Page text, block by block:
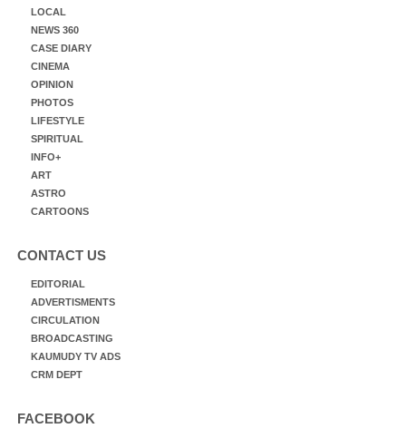
LOCAL
NEWS 360
CASE DIARY
CINEMA
OPINION
PHOTOS
LIFESTYLE
SPIRITUAL
INFO+
ART
ASTRO
CARTOONS
CONTACT US
EDITORIAL
ADVERTISMENTS
CIRCULATION
BROADCASTING
KAUMUDY TV ADS
CRM DEPT
FACEBOOK